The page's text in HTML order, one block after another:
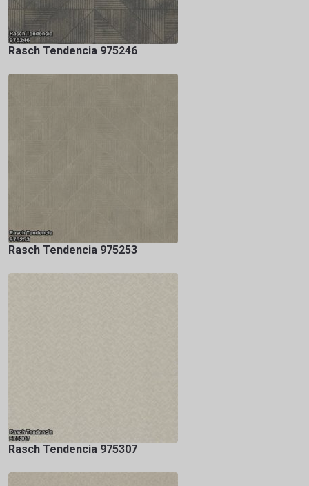
Rasch Tendencia 975246
Rasch Tendencia 975253
Rasch Tendencia 975307